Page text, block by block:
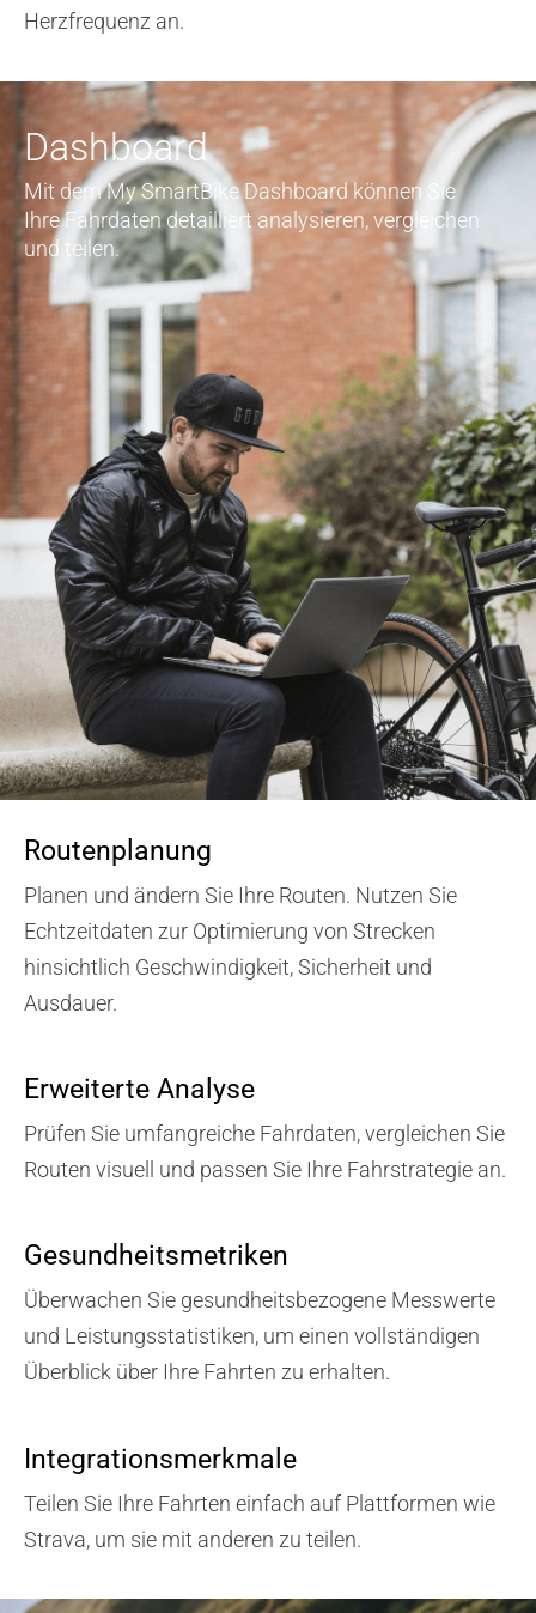
Herzfrequenz an.
Dashboard
Mit dem My SmartBike Dashboard können Sie
Ihre Fahrdaten detailliert analysieren, vergleichen
und teilen.
Routenplanung
Planen und ändern Sie Ihre Routen. Nutzen Sie
Echtzeitdaten zur Optimierung von Strecken
hinsichtlich Geschwindigkeit, Sicherheit und
Ausdauer.
Erweiterte Analyse
Prüfen Sie umfangreiche Fahrdaten, vergleichen Sie
Routen visuell und passen Sie Ihre Fahrstrategie an.
Gesundheitsmetriken
Überwachen Sie gesundheitsbezogene Messwerte
und Leistungsstatistiken, um einen vollständigen
Überblick über Ihre Fahrten zu erhalten.
Integrationsmerkmale
Teilen Sie Ihre Fahrten einfach auf Plattformen wie
Strava, um sie mit anderen zu teilen.